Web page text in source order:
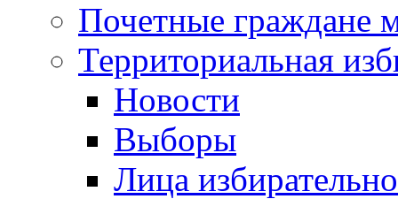
Почетные граждане
Территориальная
Новости
Выборы
Лица